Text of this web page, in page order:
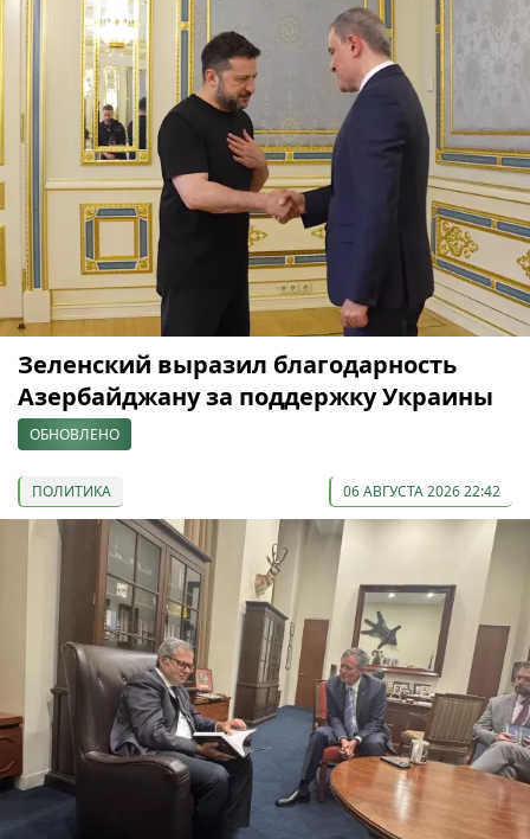
Зеленский выразил благодарность
Азербайджану за поддержку Украины
ОБНОВЛЕНО
ПОЛИТИКА 06 АВГУСТА 2026 22:42